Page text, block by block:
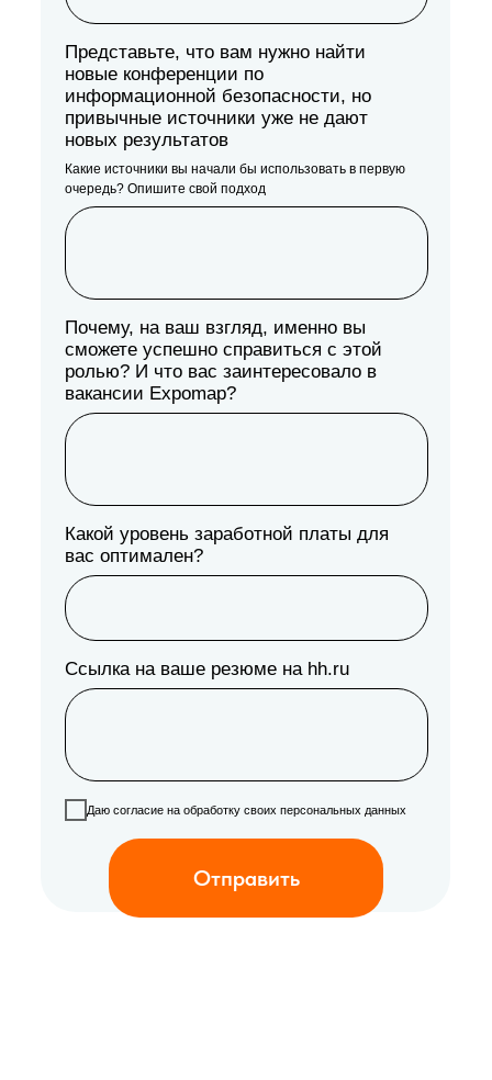
Представьте, что вам нужно найти
новые конференции по
информационной безопасности, но
привычные источники уже не дают
новых результатов
Какие источники вы начали бы использовать в первую
очередь? Опишите свой подход
Почему, на ваш взгляд, именно вы
сможете успешно справиться с этой
ролью? И что вас заинтересовало в
вакансии Expomap?
Какой уровень заработной платы для
вас оптимален?
Ссылка на ваше резюме на hh.ru
Даю согласие на обработку своих персональных данных
Отправить